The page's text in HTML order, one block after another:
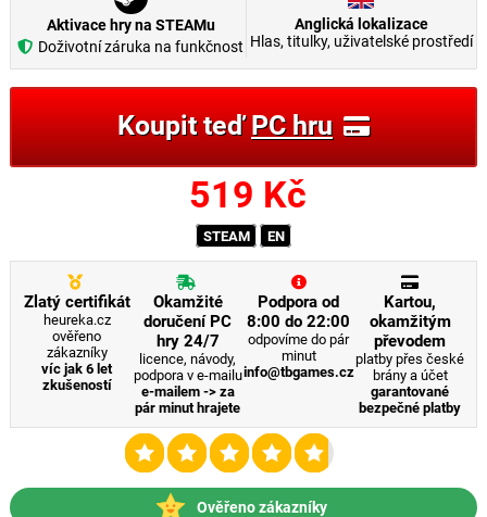
Aktivace hry na STEAMu
Doživotní záruka na funkčnost
Anglická lokalizace
Hlas, titulky, uživatelské prostředí
Koupit teďPC hru
519 Kč
STEAM EN
Zlatý certifikát
heureka.cz
ověřeno
zákazníky
víc jak 6 let
zkušeností
Okamžité
doručení PC
hry 24/7
licence, návody,
podpora v e-mailu
e-mailem -> za
pár minut hrajete
Podpora od
8:00 do 22:00
odpovíme do pár
minut
info@tbgames.cz
Kartou,
okamžitým
převodem
platby přes české
brány a účet
garantované
bezpečné platby
Ověřeno zákazníky